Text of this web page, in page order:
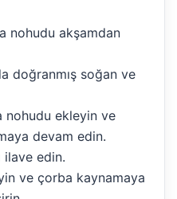
nohudu akşamdan
doğranmış soğan ve
nohudu ekleyin ve
devam edin.
ilave edin.
ve çorba kaynamaya